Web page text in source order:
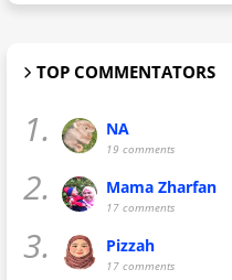
TOP COMMENTATORS
1. NA
19 comments
2. Mama Zharfan
17 comments
3. Pizzah
17 comments